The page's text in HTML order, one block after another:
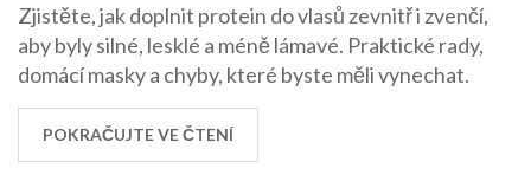
Zjistěte, jak doplnit protein do vlasů zevnitř i zvenčí,
aby byly silné, lesklé a méně lámavé. Praktické rady,
domácí masky a chyby, které byste měli vynechat.
POKRAČUJTE VE ČTENÍ